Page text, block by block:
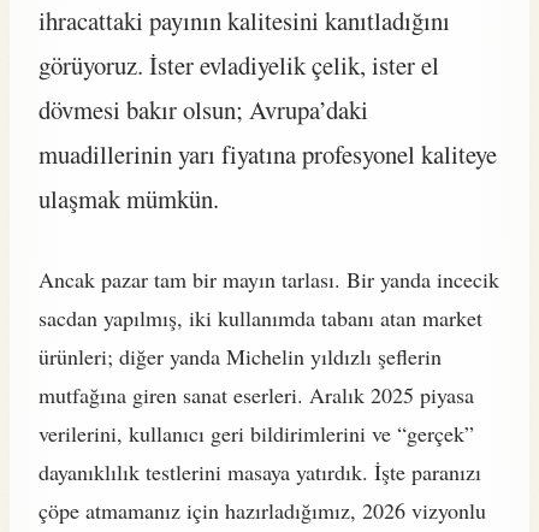
ihracattaki payının kalitesini kanıtladığını
görüyoruz. İster evladiyelik çelik, ister el
dövmesi bakır olsun; Avrupa’daki
muadillerinin yarı fiyatına profesyonel kaliteye
ulaşmak mümkün.
Ancak pazar tam bir mayın tarlası. Bir yanda incecik
sacdan yapılmış, iki kullanımda tabanı atan market
ürünleri; diğer yanda Michelin yıldızlı şeflerin
mutfağına giren sanat eserleri. Aralık 2025 piyasa
verilerini, kullanıcı geri bildirimlerini ve “gerçek”
dayanıklılık testlerini masaya yatırdık. İşte paranızı
çöpe atmamanız için hazırladığımız, 2026 vizyonlu